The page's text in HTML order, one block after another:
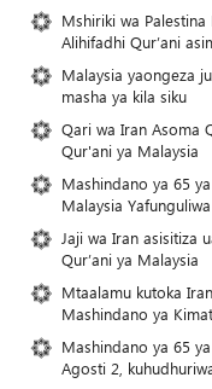
Mshiriki wa
Alihifadhi Qur’ani
Malaysia yaongeza
masha ya kila siku
Qari wa Iran Asoma
Qur'ani ya Malaysia
Mashindano ya 65
Malaysia Yafunguliwa
Jaji wa Iran asisitiza
Qur’ani ya Malaysia
Mtaalamu kutoka
Mashindano ya
Mashindano ya 65
Agosti 2,